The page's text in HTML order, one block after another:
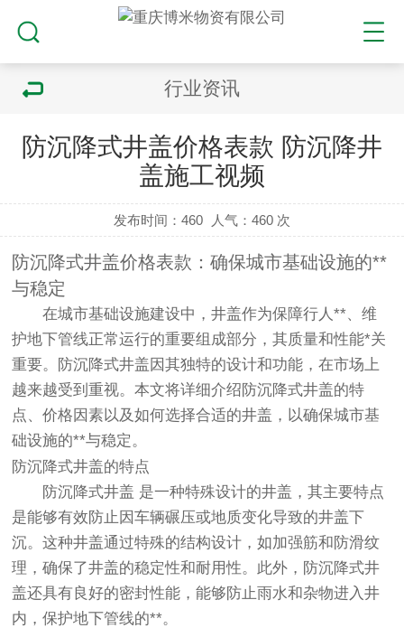
行业资讯
防沉降式井盖价格表款 防沉降井
盖施工视频
发布时间：460 人气： 460 次
防沉降式井盖价格表款：确保城市基础设施的**
与稳定
在城市基础设施建设中，井盖作为保障行人**、维
护地下管线正常运行的重要组成部分，其质量和性能*关
重要。防沉降式井盖因其独特的设计和功能，在市场上
越来越受到重视。本文将详细介绍防沉降式井盖的特
点、价格因素以及如何选择合适的井盖，以确保城市基
础设施的**与稳定。
防沉降式井盖的特点
防沉降式井盖 是一种特殊设计的井盖，其主要特点
是能够有效防止因车辆碾压或地质变化导致的井盖下
沉。这种井盖通过特殊的结构设计，如加强筋和防滑纹
理，确保了井盖的稳定性和耐用性。此外，防沉降式井
盖还具有良好的密封性能，能够防止雨水和杂物进入井
内，保护地下管线的**。